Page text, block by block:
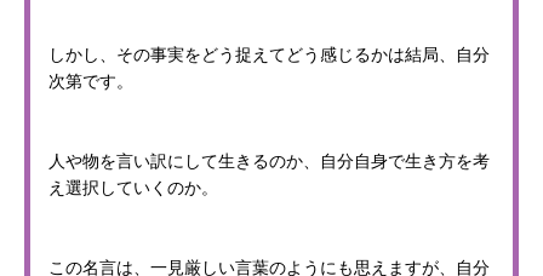
しかし、その事実をどう捉えてどう感じるかは結局、自分
次第です。
人や物を言い訳にして生きるのか、自分自身で生き方を考
え選択していくのか。
この名言は、一見厳しい言葉のようにも思えますが、自分